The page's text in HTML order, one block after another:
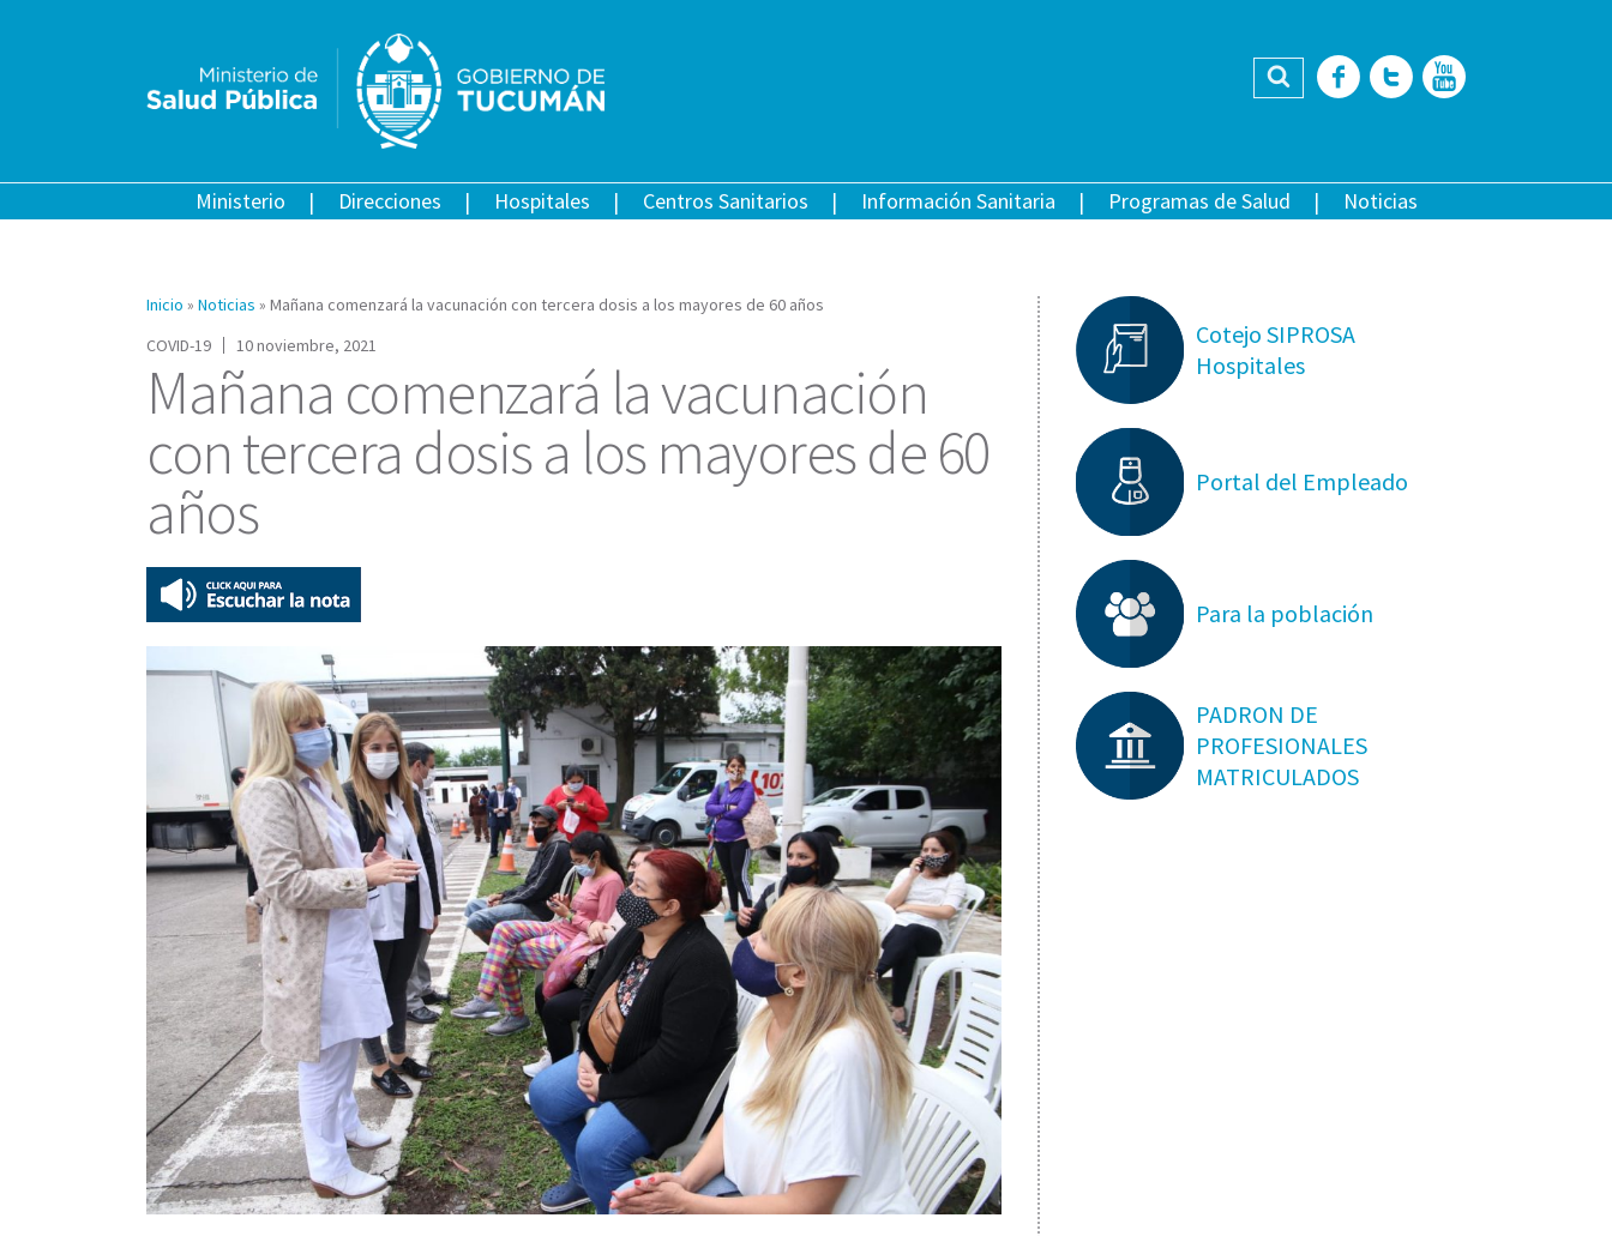
Buscar Facebook
Twitter
Ministerio Direcciones Hospitales Centros Sanitarios Información Sanitaria Programas de Salud Noticias
Inicio » Noticias » Mañana comenzará la vacunación con tercera dosis a los mayores de 60 años
COVID-19
10 noviembre, 2021
Mañana comenzará la vacunación
con tercera dosis a los mayores de 60
años
Cotejo SIPROSA
Hospitales
Portal del Empleado
Para la población
PADRON DE
PROFESIONALES
MATRICULADOS